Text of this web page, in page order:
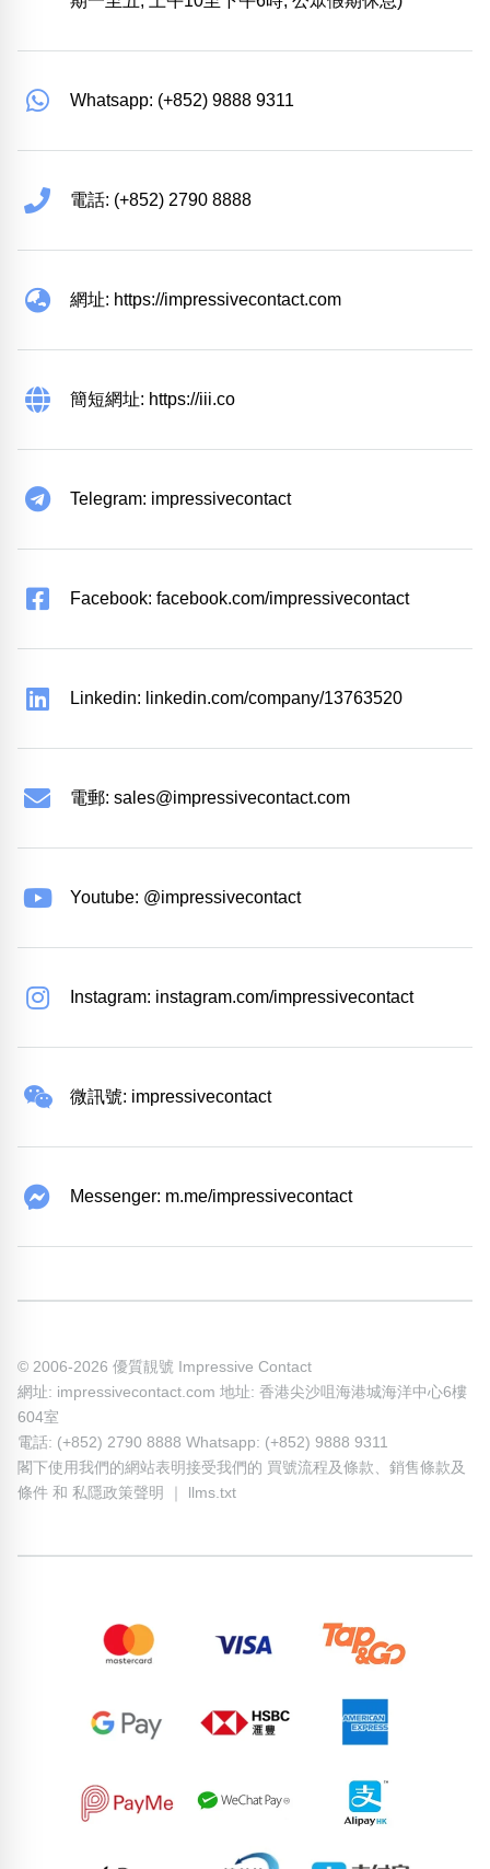
Whatsapp: (+852) 9888 9311
電話: (+852) 2790 8888
網址: https://impressivecontact.com
簡短網址: https://iii.co
Telegram: impressivecontact
Facebook: facebook.com/impressivecontact
Linkedin: linkedin.com/company/13763520
電郵: sales@impressivecontact.com
Youtube: @impressivecontact
Instagram: instagram.com/impressivecontact
微訊號: impressivecontact
Messenger: m.me/impressivecontact
© 2006-2026 優質靚號 Impressive Contact
網址: impressivecontact.com 地址: 香港尖沙咀海港城海洋中心6樓
604室
電話: (+852) 2790 8888 Whatsapp: (+852) 9888 9311
閣下使用我們的網站表明接受我們的 買號流程及條款
銷售條款及
條件 和 私隱政策聲明 llms.txt